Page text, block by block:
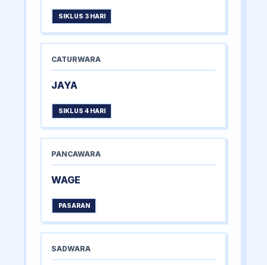
SIKLUS 3 HARI
CATURWARA
JAYA
SIKLUS 4 HARI
PANCAWARA
WAGE
PASARAN
SADWARA